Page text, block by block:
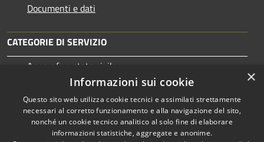
Documenti e dati
CATEGORIE DI SERVIZIO
Anagrafe e stato civile
Cultura e tempo libero
Vita lavorativa
Imprese e Commercio
×
Informazioni sui cookie
Questo sito web utilizza cookie tecnici e assimilati strettamente
necessari al corretto funzionamento e alla navigazione del sito,
nonché un cookie tecnico analitico al solo fine di elaborare
informazioni statistiche, aggregate e anonime.